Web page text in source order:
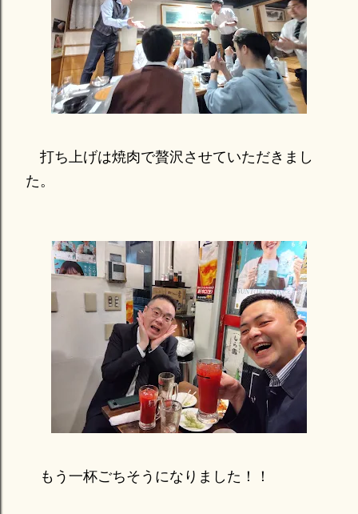
打ち上げは焼肉で贅沢させていただきまし
た。
もう一杯ごちそうになりました！！